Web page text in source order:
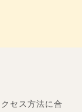
セス方法に合